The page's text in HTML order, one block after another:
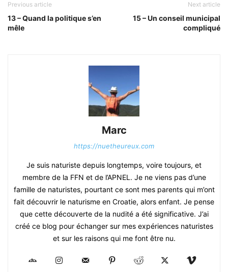
Previous article
13 – Quand la politique s’en
mêle
Next article
15 – Un conseil municipal
compliqué
Marc
https://nuetheureux.com
Je suis naturiste depuis longtemps, voire toujours, et
membre de la FFN et de l’APNEL. Je ne viens pas d’une
famille de naturistes, pourtant ce sont mes parents qui m’ont
fait découvrir le naturisme en Croatie, alors enfant. Je pense
que cette découverte de la nudité a été significative. J’ai
créé ce blog pour échanger sur mes expériences naturistes
et sur les raisons qui me font être nu.